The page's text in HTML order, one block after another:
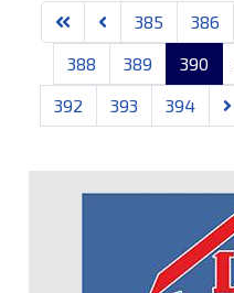
385 386
388
389 390
392
393 394